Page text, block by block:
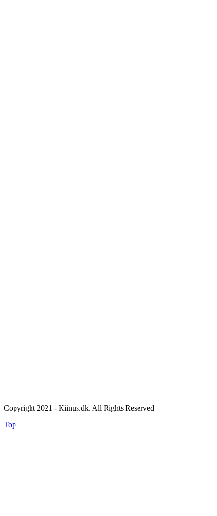
Copyright 2021 - Kiinus.dk. All Rights Reserved.
Top